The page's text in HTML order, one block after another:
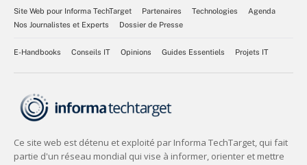
Site Web pour Informa TechTarget Partenaires Technologies
Agenda
Nos Journalistes et Experts
Dossier de Presse
E-Handbooks Conseils IT Opinions Guides Essentiels Projets IT